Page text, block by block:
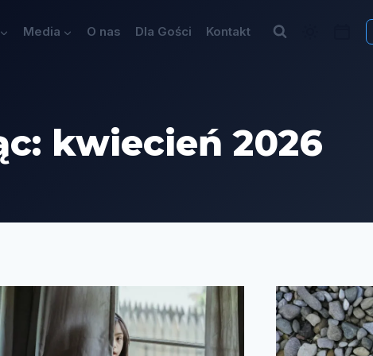
Media O nas Dla Gości Kontakt
kwiecień 2026